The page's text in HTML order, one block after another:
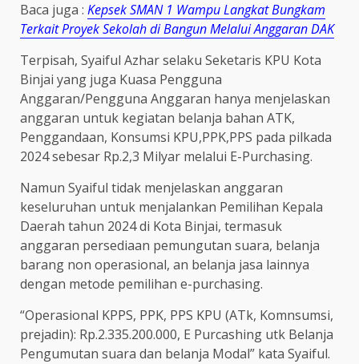
Baca juga : Kepsek SMAN 1 Wampu Langkat Bungkam
Terkait Proyek Sekolah di Bangun Melalui Anggaran DAK
Terpisah, Syaiful Azhar selaku Seketaris KPU Kota
Binjai yang juga Kuasa Pengguna
Anggaran/Pengguna Anggaran hanya menjelaskan
anggaran untuk kegiatan belanja bahan ATK,
Penggandaan, Konsumsi KPU,PPK,PPS pada pilkada
2024 sebesar Rp.2,3 Milyar melalui E-Purchasing.
Namun Syaiful tidak menjelaskan anggaran
keseluruhan untuk menjalankan Pemilihan Kepala
Daerah tahun 2024 di Kota Binjai, termasuk
anggaran persediaan pemungutan suara, belanja
barang non operasional, an belanja jasa lainnya
dengan metode pemilihan e-purchasing.
“Operasional KPPS, PPK, PPS KPU (ATk, Komnsumsi,
prejadin): Rp.2.335.200.000, E Purcashing utk Belanja
Pengumutan suara dan belanja Modal” kata Syaiful.